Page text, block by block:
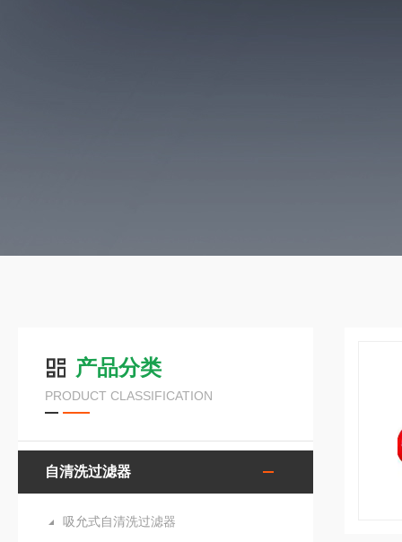
产品分类
PRODUCT CLASSIFICATION
自清洗过滤器
吸允式自清洗过滤器